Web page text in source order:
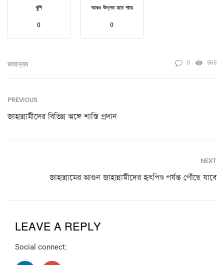
খুশি
0
আরও উন্নত হতে পারে
0
জাহান্নাম 0 585
PREVIOUS
জাহান্নামীদের বিভিন্ন অঙ্গে শাস্তি প্রদান
NEXT
জাহান্নামের আগুন জাহান্নামীদের হৃৎপিণ্ড পর্যন্ত পৌঁছে যাবে
LEAVE A REPLY
Social connect: